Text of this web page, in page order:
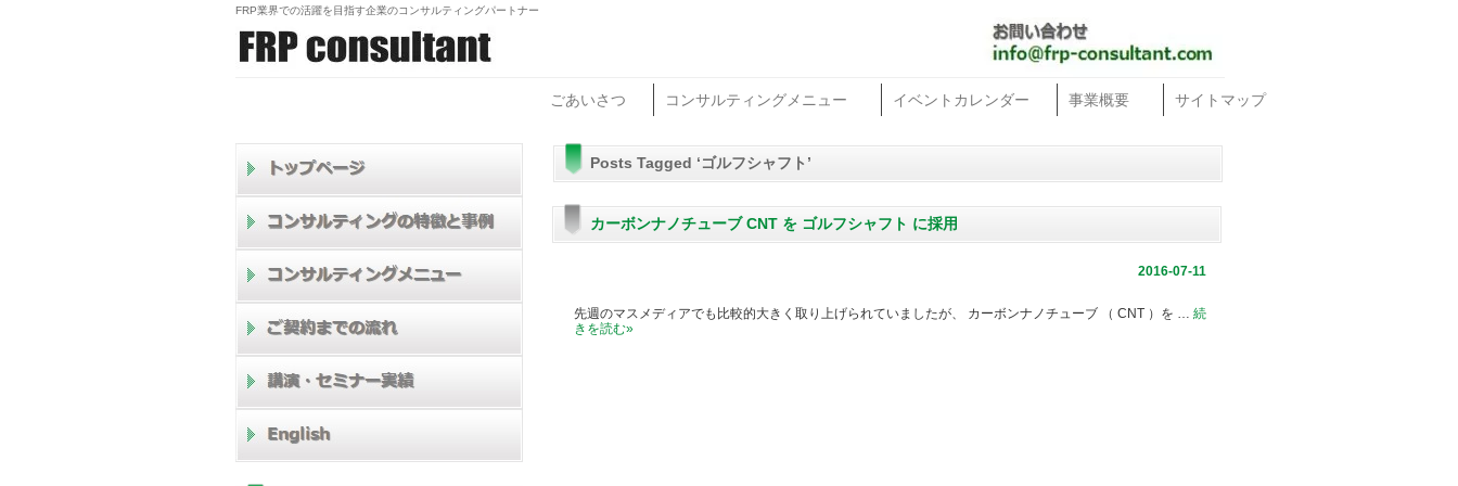
FRP業界での活躍を目指す企業のコンサルティングパートナー
ごあいさつ コンサルティングメニュー イベントカレンダー 事業概要 サイトマップ
Posts Tagged ‘ゴルフシャフト’
カーボンナノチューブ CNT を ゴルフシャフト に採用
2016-07-11
先週のマスメディアでも比較的大きく取り上げられていましたが、 カーボンナノチューブ （ CNT ）を … 続
きを読む»